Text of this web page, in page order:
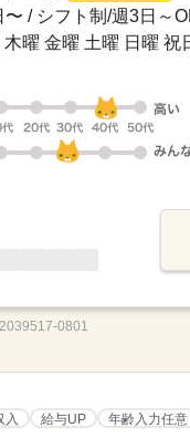
木曜 金曜 土曜 日曜
0801
入 給与UP 年齢入力任意